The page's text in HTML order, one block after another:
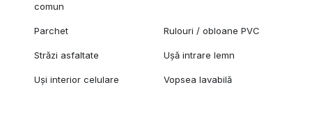
comun
Parchet Rulouri / obloane PVC
Străzi asfaltate Ușă intrare lemn
Uși interior celulare Vopsea lavabilă